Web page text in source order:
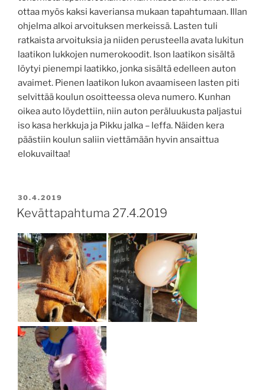
ottaa myös kaksi kaveriansa mukaan tapahtumaan. Illan
ohjelma alkoi arvoituksen merkeissä. Lasten tuli
ratkaista arvoituksia ja niiden perusteella avata lukitun
laatikon lukkojen numerokoodit. Ison laatikon sisältä
löytyi pienempi laatikko, jonka sisältä edelleen auton
avaimet. Pienen laatikon lukon avaamiseen lasten piti
selvittää koulun osoitteessa oleva numero. Kunhan
oikea auto löydettiin, niin auton peräluukusta paljastui
iso kasa herkkuja ja Pikku jalka – leffa. Näiden kera
päästiin koulun saliin viettämään hyvin ansaittua
elokuvailtaa!
JULKAISTU
30.4.2019
Kevättapahtuma 27.4.2019